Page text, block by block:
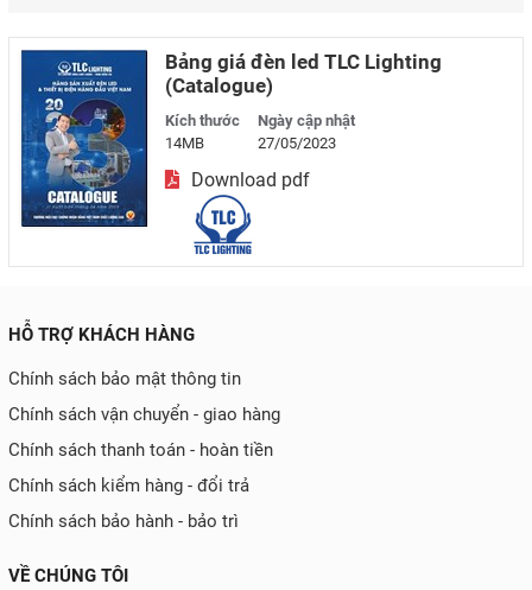
Bảng giá đèn led TLC Lighting
(Catalogue)
Kích thước
14MB
Ngày cập nhật
27/05/2023
Download pdf
HỖ TRỢ KHÁCH HÀNG
Chính sách bảo mật thông tin
Chính sách vận chuyển - giao hàng
Chính sách thanh toán - hoàn tiền
Chính sách kiểm hàng - đổi trả
Chính sách bảo hành - bảo trì
VỀ CHÚNG TÔI